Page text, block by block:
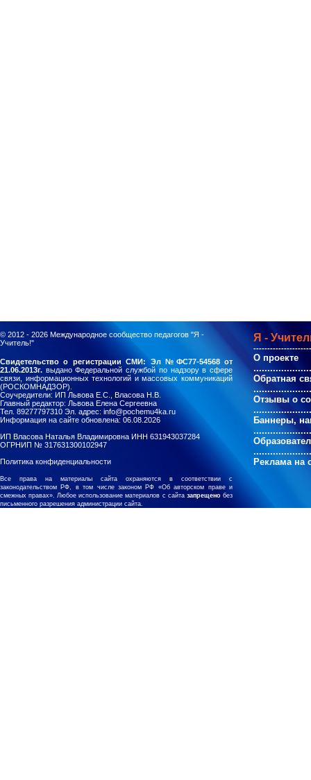
© 2012 - 2026 Международное сообщество педагогов "Я -
Учитель!"
Я -
О проекте
Обратная
Отзывы о
Баннеры,
Реклама на
Свидетельство о регистрации СМИ: Эл №ФС77-54568 от
21.06.2013г. выдано Федеральной службой по надзору в сфере
связи, информационных технологий и массовых коммуникаций
(РОСКОМНАДЗОР).
Соучредители: ИП Львова Е.С., Власова Н.В.
Главный редактор: Львова Елена Сергеевна
Тел. 89277797310 Эл. адрес: info@pochemu4ka.ru
Информация на сайте обновлена: 06.08.2026
ИП Власова Наталья Владимировна ИНН 631943037284
ОГРНИП № 317631300102947
Политика конфиденциальности
Все права на материалы сайта охраняются в соответствии с
законодательством РФ, в том числе законом РФ «Об авторском праве и
смежных правах». Любое использование материалов с сайта запрещенобез
письменного разрешения администрации сайта.